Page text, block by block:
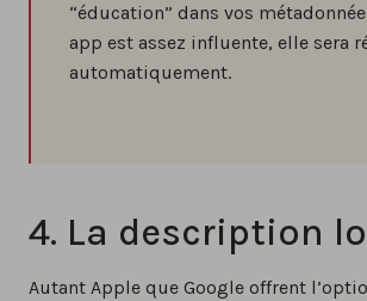
“éducation” dans vos
app est assez influente, elle sera
automatiquement.
4. La description
Autant Apple que Google offrent